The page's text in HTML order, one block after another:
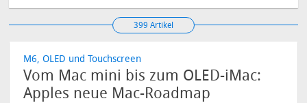
399 Artikel
M6, OLED und Touchscreen
Vom Mac mini bis zum OLED-iMac:
Apples neue Mac-Roadmap